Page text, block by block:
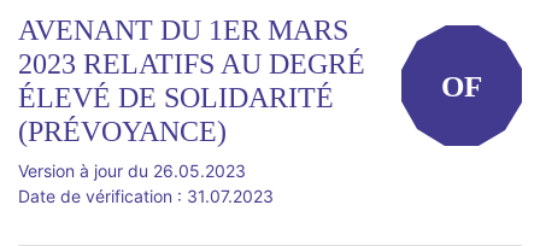
AVENANT DU 1ER MARS
2023 RELATIFS AU DEGRÉ
ÉLEVÉ DE SOLIDARITÉ
(PRÉVOYANCE)
OF
Version à jour du 26.05.2023
Date de vérification : 31.07.2023